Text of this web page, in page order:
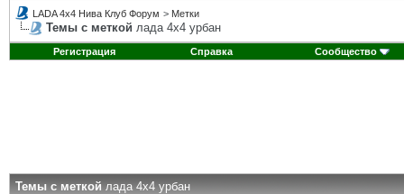
LADA 4x4 Нива Клуб Форум > Метки
Темы с меткой лада 4х4 урбан
Регистрация Справка Сообщество
Темы с меткойлада 4х4 урбан